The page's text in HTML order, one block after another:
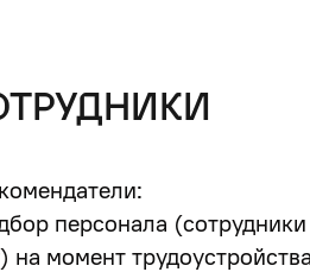
персонала
момент